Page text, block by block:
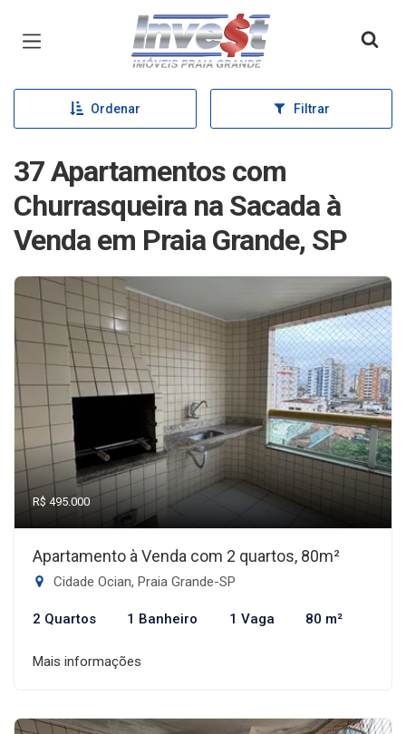
Página inicial
Ordenar Filtrar
37 Apartamentos com
Churrasqueira na Sacada à
Venda em Praia Grande, SP
R$ 495.000
Apartamento à Venda com 2 quartos, 80m²
Cidade Ocian, Praia Grande-SP
2 Quartos 1 Banheiro 1 Vaga 80 m²
Mais informações